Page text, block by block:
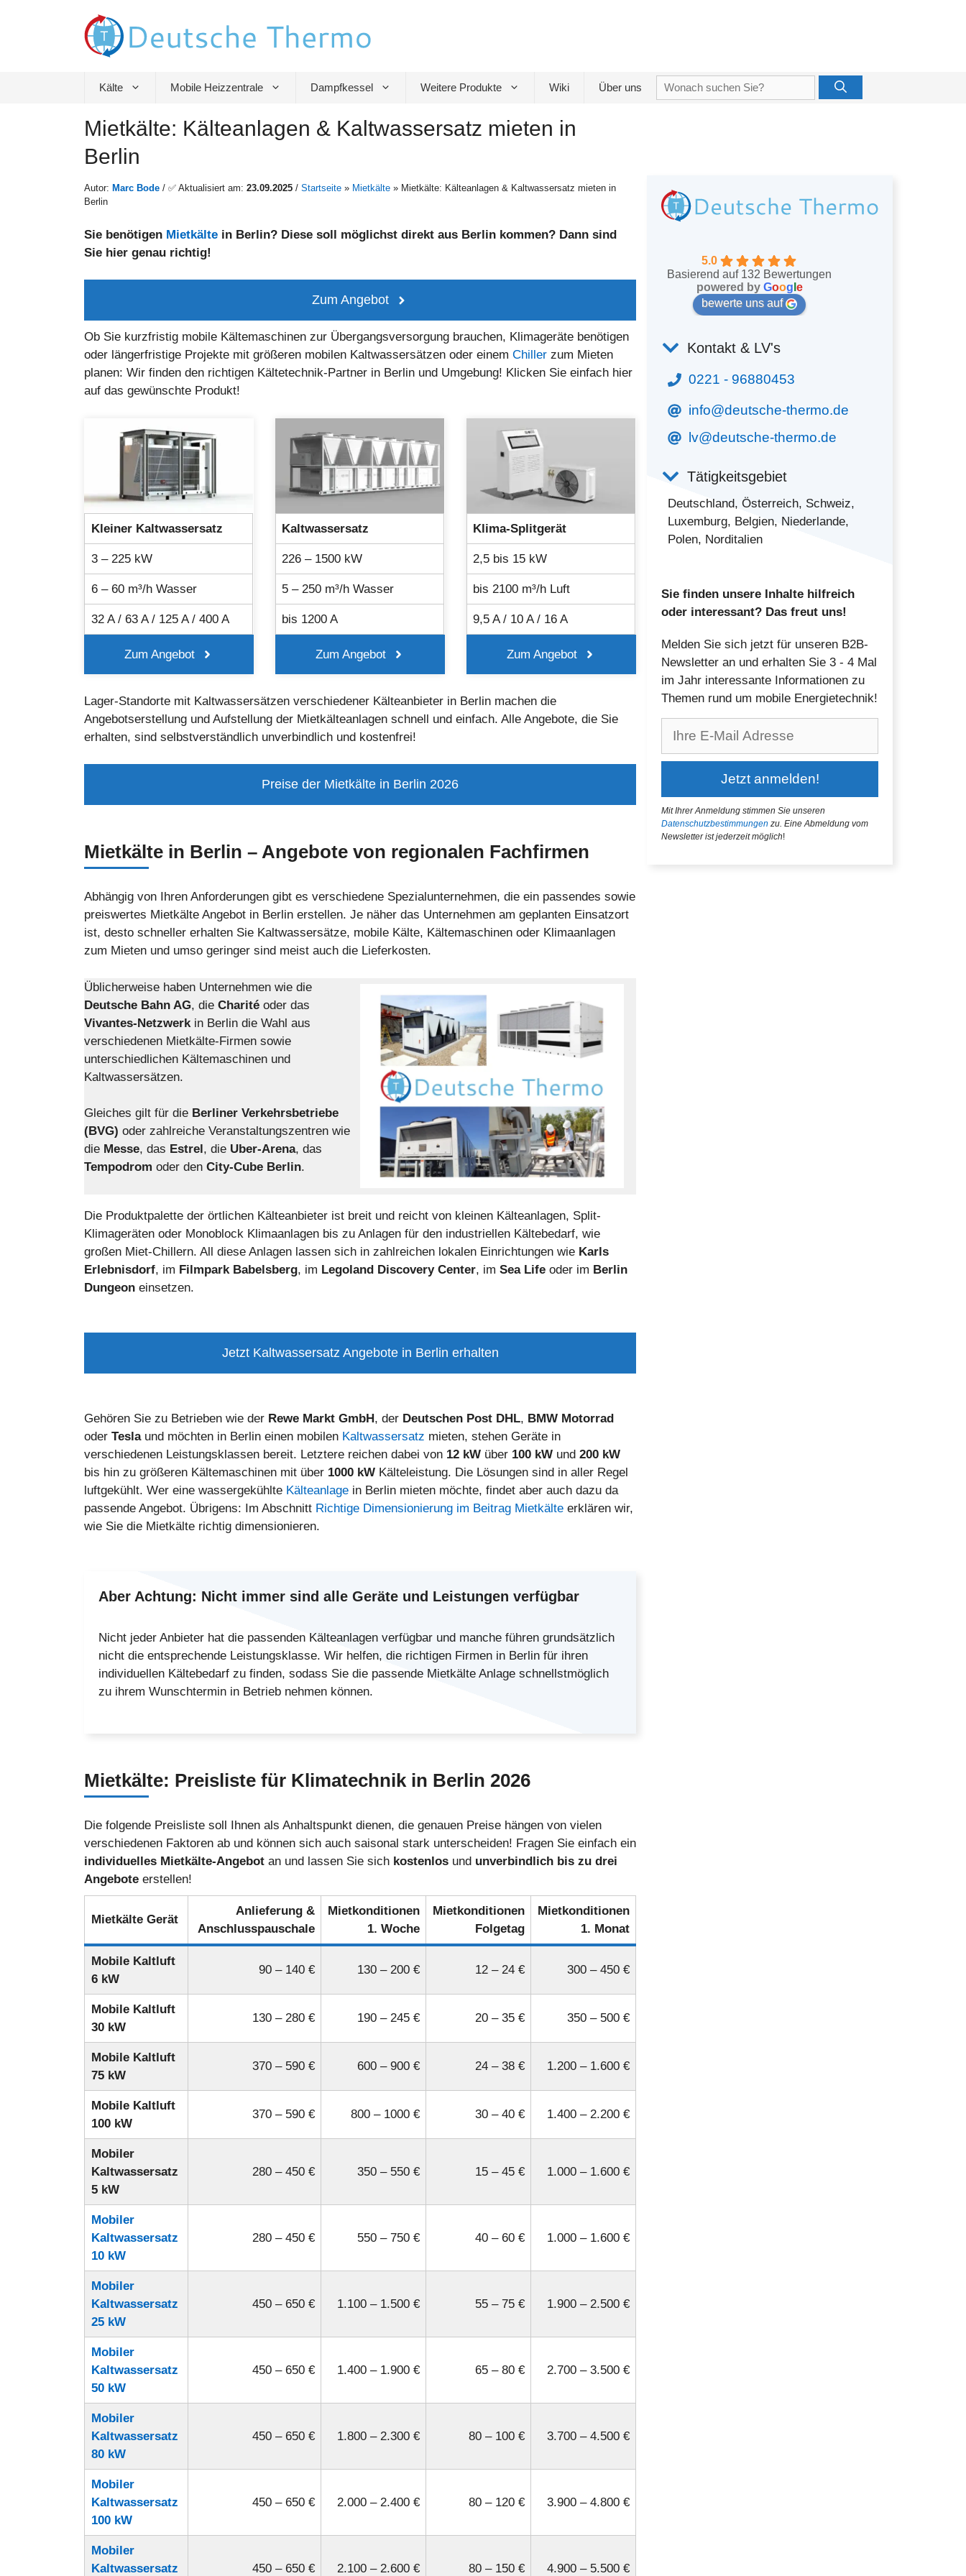
Kälte Mobile Heizzentrale Dampfkessel Weitere Produkte Wiki Über uns
Suche
nach:
Mietkälte: Kälteanlagen & Kaltwassersatz mieten in
Berlin
Autor: Marc Bode / ✅ Aktualisiert am: 23.09.2025 / Startseite » Mietkälte » Mietkälte: Kälteanlagen & Kaltwassersatz mieten in
Berlin
Sie benötigen Mietkälte in Berlin? Diese soll möglichst direkt aus Berlin kommen? Dann sind
Sie hier genau richtig!
Zum Angebot
Ob Sie kurzfristig mobile Kältemaschinen zur Übergangsversorgung brauchen, Klimageräte benötigen
oder längerfristige Projekte mit größeren mobilen Kaltwassersätzen oder einem Chiller zum Mieten
planen: Wir finden den richtigen Kältetechnik-Partner in Berlin und Umgebung! Klicken Sie einfach hier
auf das gewünschte Produkt!
Kleiner Kaltwassersatz
3 – 225 kW
6 – 60 m³/h Wasser
32 A / 63 A / 125 A / 400 A
Zum Angebot
Kaltwassersatz
226 – 1500 kW
5 – 250 m³/h Wasser
bis 1200 A
Zum Angebot
Klima-Splitgerät
2,5 bis 15 kW
bis 2100 m³/h Luft
9,5 A / 10 A / 16 A
Zum Angebot
Lager-Standorte mit Kaltwassersätzen verschiedener Kälteanbieter in Berlin machen die
Angebotserstellung und Aufstellung der Mietkälteanlagen schnell und einfach. Alle Angebote, die Sie
erhalten, sind selbstverständlich unverbindlich und kostenfrei!
Preise der Mietkälte in Berlin 2026
Mietkälte in Berlin – Angebote von regionalen Fachfirmen
Abhängig von Ihren Anforderungen gibt es verschiedene Spezialunternehmen, die ein passendes sowie
preiswertes Mietkälte Angebot in Berlin erstellen. Je näher das Unternehmen am geplanten Einsatzort
ist, desto schneller erhalten Sie Kaltwassersätze, mobile Kälte, Kältemaschinen oder Klimaanlagen
zum Mieten und umso geringer sind meist auch die Lieferkosten.
Üblicherweise haben Unternehmen wie die
Deutsche Bahn AG, die Charité oder das
Vivantes-Netzwerk in Berlin die Wahl aus
verschiedenen Mietkälte-Firmen sowie
unterschiedlichen Kältemaschinen und
Kaltwassersätzen.
Gleiches gilt für die Berliner Verkehrsbetriebe
(BVG) oder zahlreiche Veranstaltungszentren wie
die Messe, das Estrel , die Uber-Arena, das
Tempodrom oder den City-Cube Berlin.
Die Produktpalette der örtlichen Kälteanbieter ist breit und reicht von kleinen Kälteanlagen, Split-
Klimageräten oder Monoblock Klimaanlagen bis zu Anlagen für den industriellen Kältebedarf, wie
großen Miet-Chillern. All diese Anlagen lassen sich in zahlreichen lokalen Einrichtungen wie Karls
Erlebnisdorf, im Filmpark Babelsberg, im Legoland Discovery Center, im Sea Life oder im Berlin
Dungeon einsetzen.
Jetzt Kaltwassersatz Angebote in Berlin erhalten
Gehören Sie zu Betrieben wie der Rewe Markt GmbH , der Deutschen Post DHL, BMW Motorrad
oder Tesla und möchten in Berlin einen mobilen Kaltwassersatz mieten, stehen Geräte in
verschiedenen Leistungsklassen bereit. Letztere reichen dabei von 12 kW über 100 kW und 200 kW
bis hin zu größeren Kältemaschinen mit über 1000 kW Kälteleistung. Die Lösungen sind in aller Regel
luftgekühlt. Wer eine wassergekühlte Kälteanlage in Berlin mieten möchte, findet aber auch dazu da
passende Angebot. Übrigens: Im Abschnitt Richtige Dimensionierung im Beitrag Mietkälte erklären wir,
wie Sie die Mietkälte richtig dimensionieren.
Aber Achtung: Nicht immer sind alle Geräte und Leistungen verfügbar
Nicht jeder Anbieter hat die passenden Kälteanlagen verfügbar und manche führen grundsätzlich
nicht die entsprechende Leistungsklasse. Wir helfen, die richtigen Firmen in Berlin für ihren
individuellen Kältebedarf zu finden, sodass Sie die passende Mietkälte Anlage schnellstmöglich
zu ihrem Wunschtermin in Betrieb nehmen können.
Mietkälte: Preisliste für Klimatechnik in Berlin 2026
Die folgende Preisliste soll Ihnen als Anhaltspunkt dienen, die genauen Preise hängen von vielen
verschiedenen Faktoren ab und können sich auch saisonal stark unterscheiden! Fragen Sie einfach ein
individuelles Mietkälte-Angebot an und lassen Sie sich kostenlos und unverbindlich bis zu drei
Angebote erstellen!
Mietkälte Gerät
Anlieferung &
Anschlusspauschale
Mietkonditionen
1. Woche
Mietkonditionen
Folgetag
Mietkonditionen
1. Monat
Mobile Kaltluft
6 kW
90 – 140 € 130 – 200 € 12 – 24 € 300 – 450 €
Mobile Kaltluft
30 kW
130 – 280 € 190 – 245 € 20 – 35 € 350 – 500 €
Mobile Kaltluft
75 kW
370 – 590 € 600 – 900 € 24 – 38 € 1.200 – 1.600 €
Mobile Kaltluft
100 kW
370 – 590 € 800 – 1000 € 30 – 40 € 1.400 – 2.200 €
Mobiler
Kaltwassersatz
5 kW
280 – 450 € 350 – 550 € 15 – 45 € 1.000 – 1.600 €
Mobiler
Kaltwassersatz
10 kW
280 – 450 € 550 – 750 € 40 – 60 € 1.000 – 1.600 €
Mobiler
Kaltwassersatz
25 kW
450 – 650 € 1.100 – 1.500 € 55 – 75 € 1.900 – 2.500 €
Mobiler
Kaltwassersatz
50 kW
450 – 650 € 1.400 – 1.900 € 65 – 80 € 2.700 – 3.500 €
Mobiler
Kaltwassersatz
80 kW
450 – 650 € 1.800 – 2.300 € 80 – 100 € 3.700 – 4.500 €
Mobiler
Kaltwassersatz
100 kW
450 – 650 € 2.000 – 2.400 € 80 – 120 € 3.900 – 4.800 €
Mobiler
Kaltwassersatz
450 – 650 € 2.100 – 2.600 € 80 – 150 € 4.900 – 5.500 €
5.0
Basierend auf 132 Bewertungen
powered by Goog e
bewerte uns auf
Kontakt & LV's
0221 - 96880453
info@deutsche-thermo.de
lv@deutsche-thermo.de
Tätigkeitsgebiet
Deutschland, Österreich, Schweiz,
Luxemburg, Belgien, Niederlande,
Polen, Norditalien
Sie finden unsere Inhalte hilfreich
oder interessant? Das freut uns!
Melden Sie sich jetzt für unseren B2B-
Newsletter an und erhalten Sie 3 - 4 Mal
im Jahr interessante Informationen zu
Themen rund um mobile Energietechnik!
Mit Ihrer Anmeldung stimmen Sie unseren
Datenschutzbestimmungen zu. Eine Abmeldung vom
Newsletter ist jederzeit möglich!